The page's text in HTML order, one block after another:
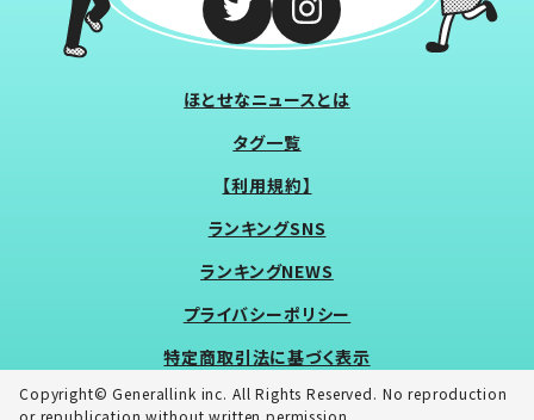
ほとせなニュースとは
タグ一覧
【利用規約】
ランキングSNS
ランキングNEWS
プライバシーポリシー
特定商取引法に基づく表示
Copyright© Generallink inc. All Rights Reserved. No reproduction